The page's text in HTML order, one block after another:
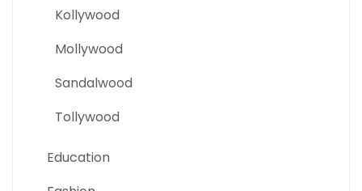
Kollywood
Mollywood
Sandalwood
Tollywood
Education